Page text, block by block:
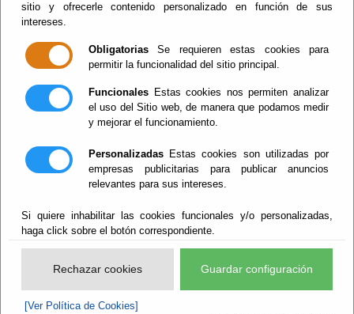
sitio y ofrecerle contenido personalizado en función de sus
intereses.
Obligatorias Se requieren estas cookies para
permitir la funcionalidad del sitio principal.
Funcionales Estas cookies nos permiten analizar
el uso del Sitio web, de manera que podamos medir
y mejorar el funcionamiento.
Personalizadas Estas cookies son utilizadas por
empresas publicitarias para publicar anuncios
relevantes para sus intereses.
Si quiere inhabilitar las cookies funcionales y/o personalizadas,
haga click sobre el botón correspondiente.
Rechazar cookies Guardar configuración
[Ver Política de Cookies]
13:40:49
Sab, 8 Agosto 2026
- Sede Electrónica. Calendario Oficial
Sede Electrónica.
Calendario Oficial
Escuchar
CALENDARIO OFICIAL SEDE